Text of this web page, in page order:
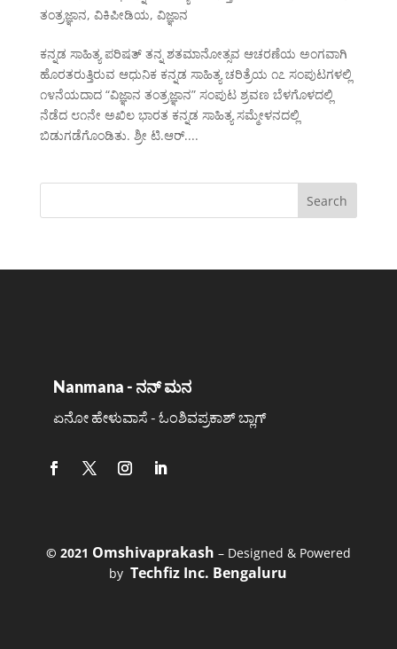
ತಂತ್ರಜ್ಞಾನ, ವಿಕಿಪೀಡಿಯ, ವಿಜ್ಞಾನ
ಕನ್ನಡ ಸಾಹಿತ್ಯ ಪರಿಷತ್ ತನ್ನ ಶತಮಾನೋತ್ಸವ ಆಚರಣೆಯ ಅಂಗವಾಗಿ
ಹೊರತರುತ್ತಿರುವ ಆಧುನಿಕ ಕನ್ನಡ ಸಾಹಿತ್ಯ ಚರಿತ್ರೆಯ ೧೭ ಸಂಪುಟಗಳಲ್ಲಿ
೧೪ನೆಯದಾದ “ವಿಜ್ಞಾನ ತಂತ್ರಜ್ಞಾನ” ಸಂಪುಟ ಶ್ರವಣ ಬೆಳಗೊಳದಲ್ಲಿ
ನೆಡೆದ ೮೧ನೇ ಅಖಿಲ ಭಾರತ ಕನ್ನಡ ಸಾಹಿತ್ಯ ಸಮ್ಮೇಳನದಲ್ಲಿ
ಬಿಡುಗಡೆಗೊಂಡಿತು. ಶ್ರೀ ಟಿ.ಆರ್....
Nanmana - ನನ್ ಮನ
ಏನೋ ಹೇಳುವಾಸೆ - ಓಂಶಿವಪ್ರಕಾಶ್ ಬ್ಲಾಗ್
©️ 2021 Omshivaprakash – Designed & Powered
byTechfiz Inc. Bengaluru